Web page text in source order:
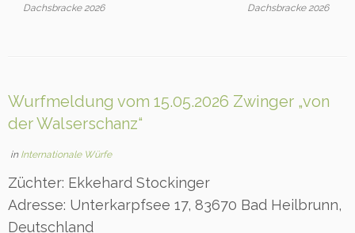
Dachsbracke 2026
Dachsbracke 2026
Wurfmeldung vom 15.05.2026 Zwinger „von
der Walserschanz“
in Internationale Würfe
Züchter: Ekkehard Stockinger
Adresse: Unterkarpfsee 17, 83670 Bad Heilbrunn,
Deutschland